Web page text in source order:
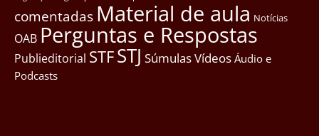
comentadas Material de aula Notícias
OAB Perguntas e Respostas
Publieditorial STFSTJ SúmulasVídeos Áudio e
Podcasts